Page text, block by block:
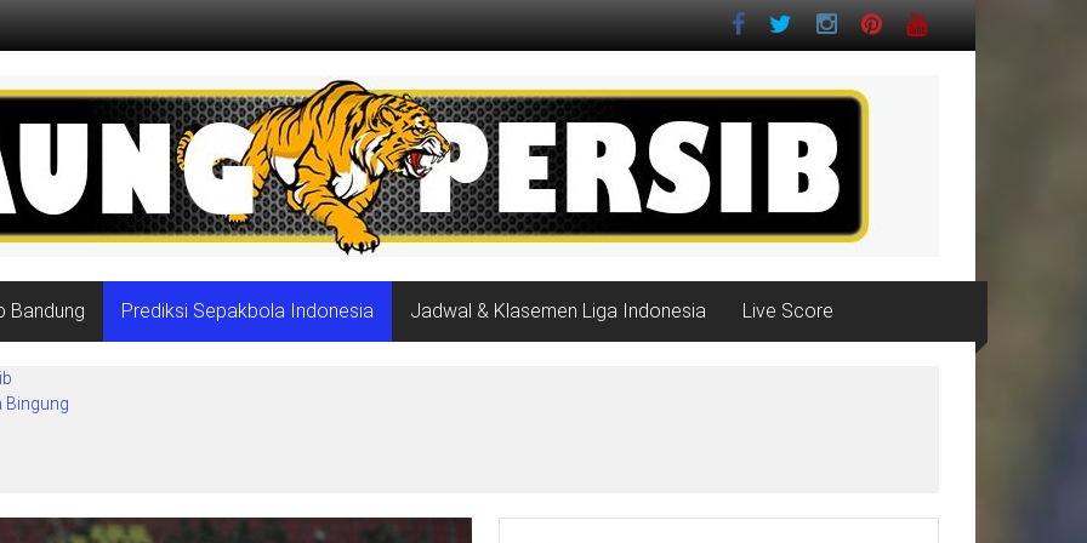
Bandung Prediksi Sepakbola Indonesia Jadwal & Klasemen Liga Indonesia Live Score
Bingung